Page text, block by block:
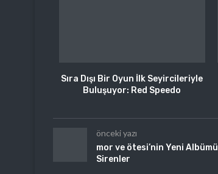
Sıra Dışı Bir Oyun İlk Seyircileriyle
Buluşuyor: Red Speedo
önceki yazı
mor ve ötesi’nin Yeni
Sirenler